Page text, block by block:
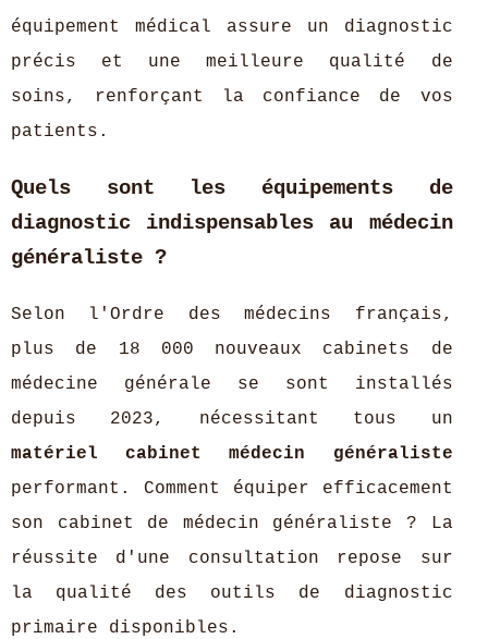
équipement médical assure un diagnostic
précis et une meilleure qualité de
soins, renforçant la confiance de vos
patients.
Quels sont les équipements de
diagnostic indispensables au médecin
généraliste ?
Selon l'Ordre des médecins français,
plus de 18 000 nouveaux cabinets de
médecine générale se sont installés
depuis 2023, nécessitant tous un
matériel cabinet médecin généraliste
performant. Comment équiper efficacement
son cabinet de médecin généraliste ? La
réussite d'une consultation repose sur
la qualité des outils de diagnostic
primaire disponibles.